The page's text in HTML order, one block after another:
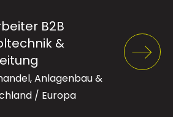
B2B
&
Anlagenbau &
/ Europa